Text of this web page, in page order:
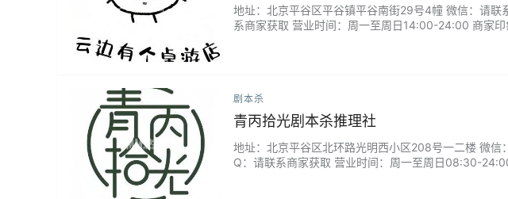
地址：北京平谷区平谷镇平谷南街29号4幢 微信：请
系商家获取 营业时间：周一至周日14:00-24:00 商家
剧本杀
青丙拾光剧本杀推理社
地址：北京平谷区北环路光明西小区208号一二楼 微
Q：请联系商家获取 营业时间：周一至周日08:30-